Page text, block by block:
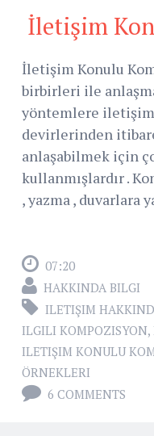
İletişim
İletişim Konulu
birbirleri ile
yöntemlere
devirlerinden
anlaşabilmek için
kullanmışlardır .
, yazma , duvarlara
07:20
HAKKINDA BILGI
ILETIŞIM
ILGILI KOMPOZISYON,
ILETIŞIM KONULU
ÖRNEKLERI
6 COMMENTS